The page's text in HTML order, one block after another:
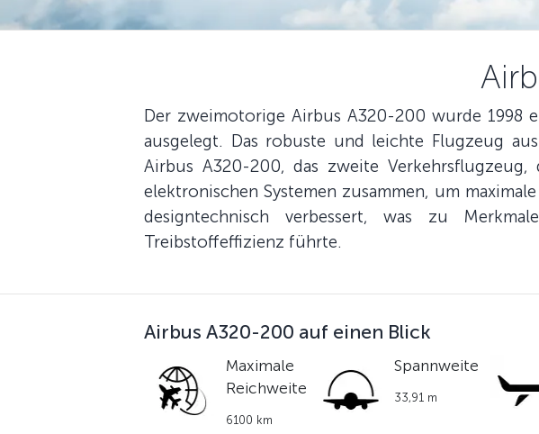
Der zweimotorige Airbus A320-200 wurde 1998
ausgelegt. Das robuste und leichte Flugzeug
Airbus A320-200, das zweite
elektronischen Systemen zusammen, um
designtechnisch verbessert, was zu
Treibstoffeffizienz führte.
Airbus A320-200 auf einen Blick
Maximale
Reichweite
6100 km
Spannweite
33,91 m